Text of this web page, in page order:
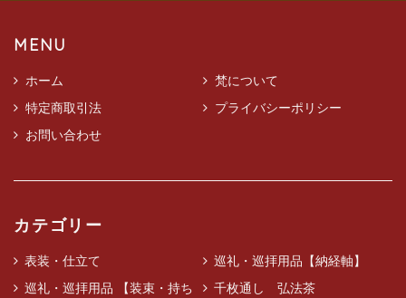
MENU
ホーム
梵について
特定商取引法
プライバシーポリシー
お問い合わせ
カテゴリー
表装・仕立て
巡礼・巡拝用品【納経軸】
巡礼・巡拝用品 【装束・持ち
千枚通し 弘法茶